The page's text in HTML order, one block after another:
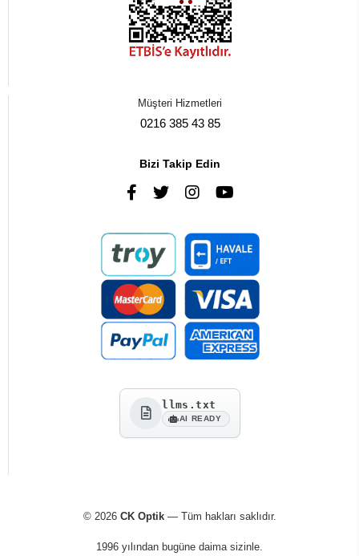
Müşteri Hizmetleri
0216 385 43 85
Bizi Takip Edin
llms.txt
AI READY
© 2026 CK Optik— Tüm hakları saklıdır.
1996 yılından bugüne daima sizinle.